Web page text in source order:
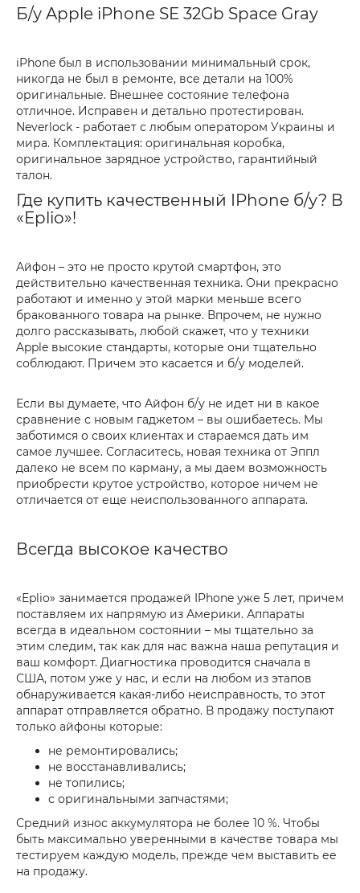
Б/у Apple iPhone SE 32Gb Space Gray
iPhone был в использовании минимальный срок,
никогда не был в ремонте, все детали на 100%
оригинальные. Внешнее состояние телефона
отличное. Исправен и детально протестирован.
Neverlock - работает с любым оператором Украины и
мира. Комплектация: оригинальная коробка,
оригинальное зарядное устройство, гарантийный
талон.
Где купить качественный IPhone б/у? В
«Eplio»!
Айфон – это не просто крутой смартфон, это
действительно качественная техника. Они прекрасно
работают и именно у этой марки меньше всего
бракованного товара на рынке. Впрочем, не нужно
долго рассказывать, любой скажет, что у техники
Apple высокие стандарты, которые они тщательно
соблюдают. Причем это касается и б/у моделей.
Если вы думаете, что Айфон б/у не идет ни в какое
сравнение с новым гаджетом – вы ошибаетесь. Мы
заботимся о своих клиентах и стараемся дать им
самое лучшее. Согласитесь, новая техника от Эппл
далеко не всем по карману, а мы даем возможность
приобрести крутое устройство, которое ничем не
отличается от еще неиспользованного аппарата.
Всегда высокое качество
«Eplio» занимается продажей IPhone уже 5 лет, причем
поставляем их напрямую из Америки. Аппараты
всегда в идеальном состоянии – мы тщательно за
этим следим, так как для нас важна наша репутация и
ваш комфорт. Диагностика проводится сначала в
США, потом уже у нас, и если на любом из этапов
обнаруживается какая-либо неисправность, то этот
аппарат отправляется обратно. В продажу поступают
только айфоны которые:
не ремонтировались;
не восстанавливались;
не топились;
с оригинальными запчастями;
Средний износ аккумулятора не более 10 %. Чтобы
быть максимально уверенными в качестве товара мы
тестируем каждую модель, прежде чем выставить ее
на продажу.